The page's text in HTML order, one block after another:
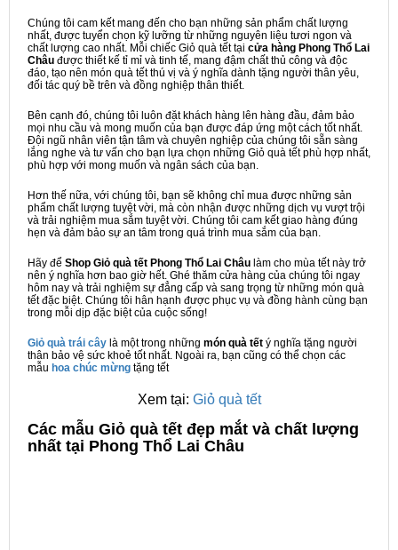
Chúng tôi cam kết mang đến cho bạn những sản phẩm chất lượng
nhất, được tuyển chọn kỹ lưỡng từ những nguyên liệu tươi ngon và
chất lượng cao nhất. Mỗi chiếc Giỏ quà tết tại cửa hàng Phong Thổ Lai
Châu được thiết kế tỉ mỉ và tinh tế, mang đậm chất thủ công và độc
đáo, tạo nên món quà tết thú vị và ý nghĩa dành tặng người thân yêu,
đối tác quý bề trên và đồng nghiệp thân thiết.
Bên cạnh đó, chúng tôi luôn đặt khách hàng lên hàng đầu, đảm bảo
mọi nhu cầu và mong muốn của bạn được đáp ứng một cách tốt nhất.
Đội ngũ nhân viên tận tâm và chuyên nghiệp của chúng tôi sẵn sàng
lắng nghe và tư vấn cho bạn lựa chọn những Giỏ quà tết phù hợp nhất,
phù hợp với mong muốn và ngân sách của bạn.
Hơn thế nữa, với chúng tôi, bạn sẽ không chỉ mua được những sản
phẩm chất lượng tuyệt vời, mà còn nhận được những dịch vụ vượt trội
và trải nghiệm mua sắm tuyệt vời. Chúng tôi cam kết giao hàng đúng
hẹn và đảm bảo sự an tâm trong quá trình mua sắm của bạn.
Hãy để Shop Giỏ quà tết Phong Thổ Lai Châu làm cho mùa tết này trở
nên ý nghĩa hơn bao giờ hết. Ghé thăm cửa hàng của chúng tôi ngay
hôm nay và trải nghiệm sự đẳng cấp và sang trọng từ những món quà
tết đặc biệt. Chúng tôi hân hạnh được phục vụ và đồng hành cùng bạn
trong mỗi dịp đặc biệt của cuộc sống!
Giỏ quà trái cây là một trong những món quà tết ý nghĩa tặng người
thân bảo vệ sức khoẻ tốt nhất. Ngoài ra, bạn cũng có thể chọn các
mẫu hoa chúc mừng tặng tết
Xem tại: Giỏ quà tết
Các mẫu Giỏ quà tết đẹp mắt và chất lượng
nhất tại Phong Thổ Lai Châu